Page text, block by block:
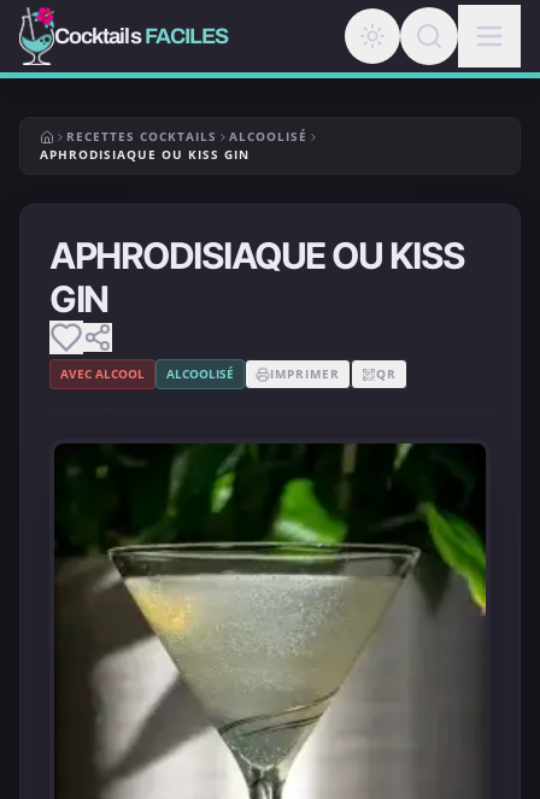
CocktailsFACILES
RECETTES COCKTAILS
ALCOOLISÉ
APHRODISIAQUE OU KISS GIN
APHRODISIAQUE OU KISS
GIN
AVEC ALCOOL ALCOOLISÉ IMPRIMER QR